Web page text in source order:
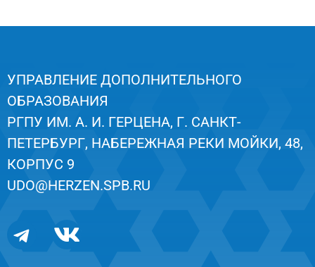
УПРАВЛЕНИЕ ДОПОЛНИТЕЛЬНОГО
ОБРАЗОВАНИЯ
РГПУ ИМ. А. И. ГЕРЦЕНА, Г. САНКТ-
ПЕТЕРБУРГ, НАБЕРЕЖНАЯ РЕКИ МОЙКИ, 48,
КОРПУС 9
UDO@HERZEN.SPB.RU